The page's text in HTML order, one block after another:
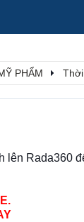
PHẨM
Rada360